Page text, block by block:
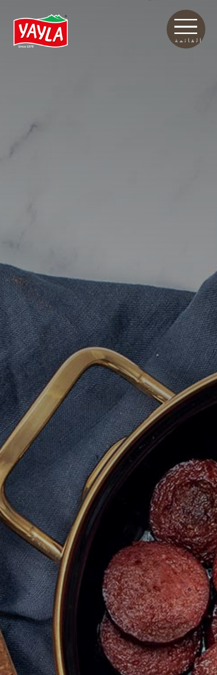
القائمة